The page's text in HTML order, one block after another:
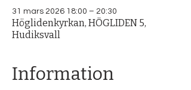
31 mars 2026 18:00 – 20:30
Höglidenkyrkan, HÖGLIDEN 5,
Hudiksvall
Information